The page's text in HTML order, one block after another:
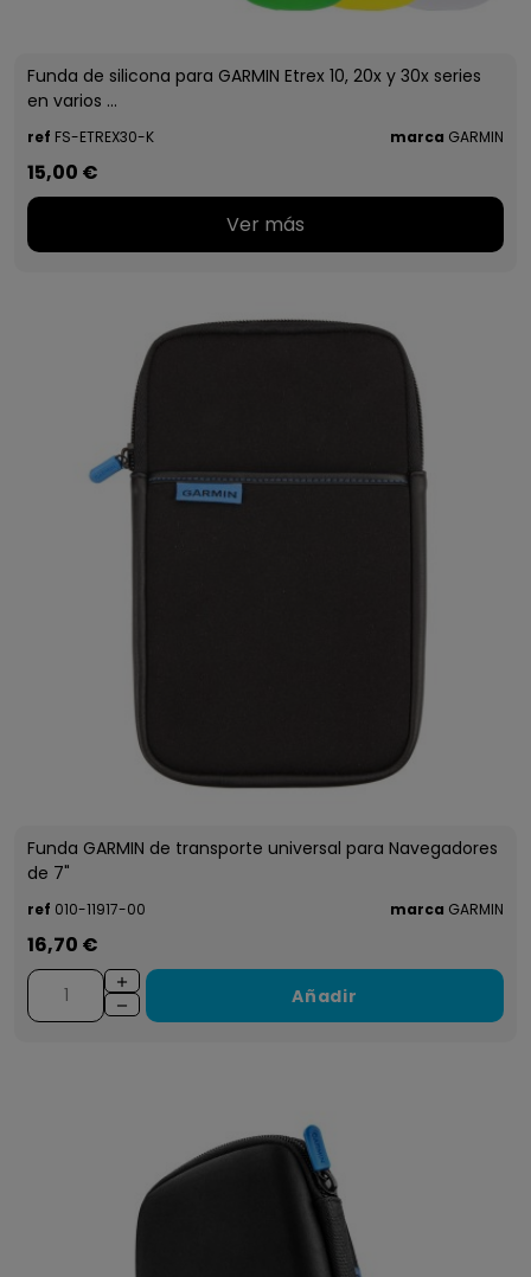
Funda de silicona para GARMIN Etrex 10, 20x y 30x series
en varios ...
ref FS-ETREX30-K marca GARMIN
15,00 €
Ver más
Funda GARMIN de transporte universal para Navegadores
de 7"
ref 010-11917-00 marca GARMIN
16,70 €
Añadir